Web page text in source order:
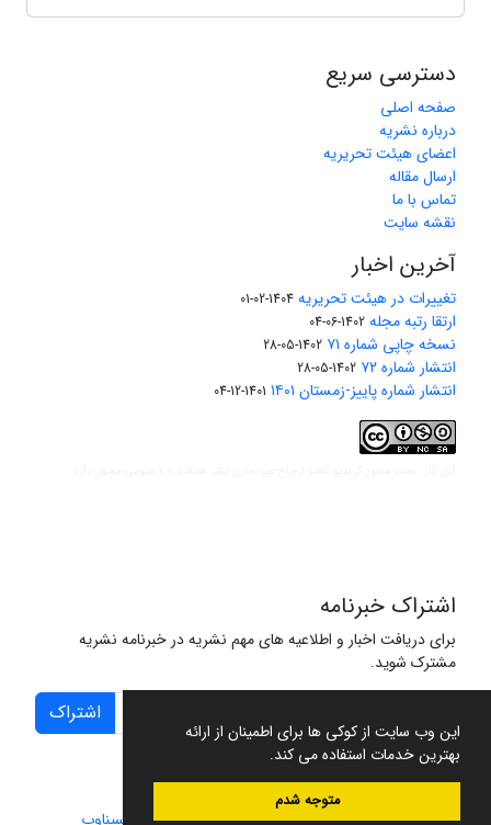
این وب سایت از کوکی ها برای اطمینان از ارائه
بهترین خدمات استفاده می کند.
متوجه شدم
دسترسی سریع
صفحه اصلی
درباره نشریه
اعضای هیئت تحریریه
ارسال مقاله
تماس با ما
نقشه سایت
آخرین اخبار
تغییرات در هیئت تحریریه 1404-02-01
ارتقا رتبه مجله 1402-06-04
نسخه چاپی شماره ۷۱ 1402-05-28
انتشار شماره ۷۲ 1402-05-28
انتشار شماره پاییز-زمستان ۱۴۰۱ 1401-12-04
اشتراک خبرنامه
برای دریافت اخبار و اطلاعیه های مهم نشریه در خبرنامه نشریه
مشترک شوید.
اشتراک
سامانه مدیریت نشریات علمی.طراحی و پیاده سازی از سیناوب